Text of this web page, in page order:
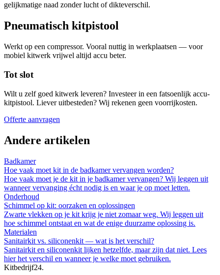
gelijkmatige naad zonder lucht of dikteverschil.
Pneumatisch kitpistool
Werkt op een compressor. Vooral nuttig in werkplaatsen — voor
mobiel kitwerk vrijwel altijd accu beter.
Tot slot
Wilt u zelf goed kitwerk leveren? Investeer in een fatsoenlijk accu-
kitpistool. Liever uitbesteden? Wij rekenen geen voorrijkosten.
Offerte aanvragen
Andere artikelen
Badkamer
Hoe vaak moet kit in de badkamer vervangen worden?
Hoe vaak moet je de kit in je badkamer vervangen? Wij leggen uit
wanneer vervanging écht nodig is en waar je op moet letten.
Onderhoud
Schimmel op kit: oorzaken en oplossingen
Zwarte vlekken op je kit krijg je niet zomaar weg. Wij leggen uit
hoe schimmel ontstaat en wat de enige duurzame oplossing is.
Materialen
Sanitairkit vs. siliconenkit — wat is het verschil?
Sanitairkit en siliconenkit lijken hetzelfde, maar zijn dat niet. Lees
hier het verschil en wanneer je welke moet gebruiken.
Kitbedrijf24.